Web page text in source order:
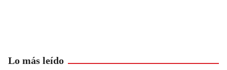
Lo más leído